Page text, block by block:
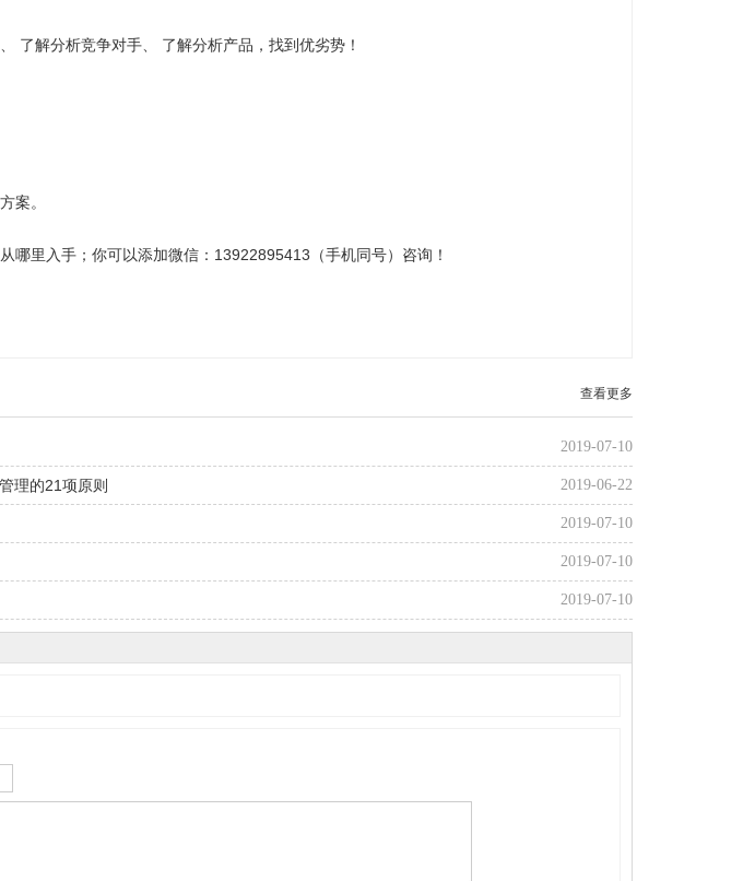
了解分析竞争对手、 了解分析产品，找到优劣势！
案。
哪里入手；你可以添加微信：13922895413（手机同号）咨询！
查看更多
2019-07-10
2019-06-22
理的21项原则
2019-07-10
2019-07-10
2019-07-10